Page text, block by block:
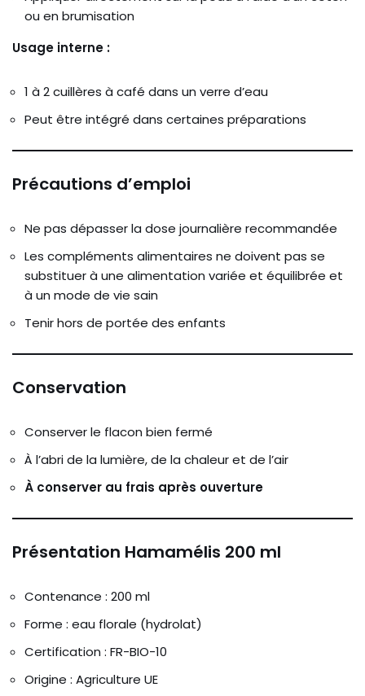
ou en brumisation
Usage interne :
1 à 2 cuillères à café dans un verre d’eau
Peut être intégré dans certaines préparations
Précautions d’emploi
Ne pas dépasser la dose journalière recommandée
Les compléments alimentaires ne doivent pas se
substituer à une alimentation variée et équilibrée et
à un mode de vie sain
Tenir hors de portée des enfants
Conservation
Conserver le flacon bien fermé
À l’abri de la lumière, de la chaleur et de l’air
À conserver au frais après ouverture
Présentation Hamamélis 200 ml
Contenance : 200 ml
Forme : eau florale (hydrolat)
Certification : FR-BIO-10
Origine : Agriculture UE